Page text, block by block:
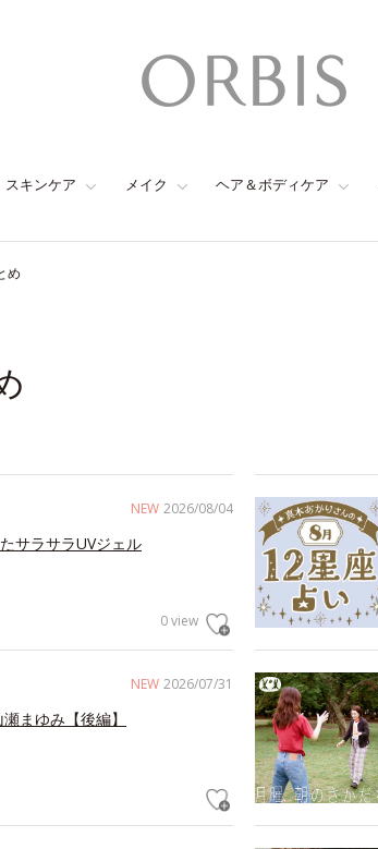
スキンケア メイク ヘア＆ボディケア
め
NEW 2026/08/04
サラサラUVジェル
0 view
NEW 2026/07/31
まゆみ【後編】